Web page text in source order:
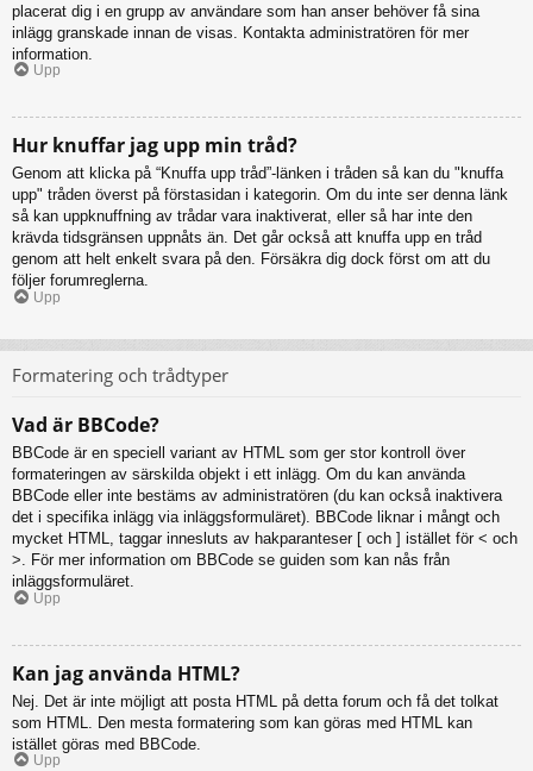
placerat dig i en grupp av användare som han anser behöver få sina
inlägg granskade innan de visas. Kontakta administratören för mer
information.
Upp
Hur knuffar jag upp min tråd?
Genom att klicka på “Knuffa upp tråd”-länken i tråden så kan du "knuffa
upp" tråden överst på förstasidan i kategorin. Om du inte ser denna länk
så kan uppknuffning av trådar vara inaktiverat, eller så har inte den
krävda tidsgränsen uppnåts än. Det går också att knuffa upp en tråd
genom att helt enkelt svara på den. Försäkra dig dock först om att du
följer forumreglerna.
Upp
Formatering och trådtyper
Vad är BBCode?
BBCode är en speciell variant av HTML som ger stor kontroll över
formateringen av särskilda objekt i ett inlägg. Om du kan använda
BBCode eller inte bestäms av administratören (du kan också inaktivera
det i specifika inlägg via inläggsformuläret). BBCode liknar i mångt och
mycket HTML, taggar innesluts av hakparanteser [ och ] istället för < och
>. För mer information om BBCode se guiden som kan nås från
inläggsformuläret.
Upp
Kan jag använda HTML?
Nej. Det är inte möjligt att posta HTML på detta forum och få det tolkat
som HTML. Den mesta formatering som kan göras med HTML kan
istället göras med BBCode.
Upp